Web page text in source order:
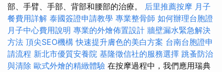
部、手臂、手部、背部和腰部的治療。 后里推薦按摩 月子
餐費用詳解 泰國簽證申請教學 專業整骨師 如何辦理台胞證
月子中心費用說明 專業的外燴佈置設計 牆壁漏水緊急解決
方法 頂尖SEO機構 快速提升膚色的美白方案 台南台胞證申
請流程 新北市優質安養院 基隆徵信社的服務選擇 跳蚤防治
與清除 歐式外燴的精緻體驗 在按摩過程中，我們應用瑞典